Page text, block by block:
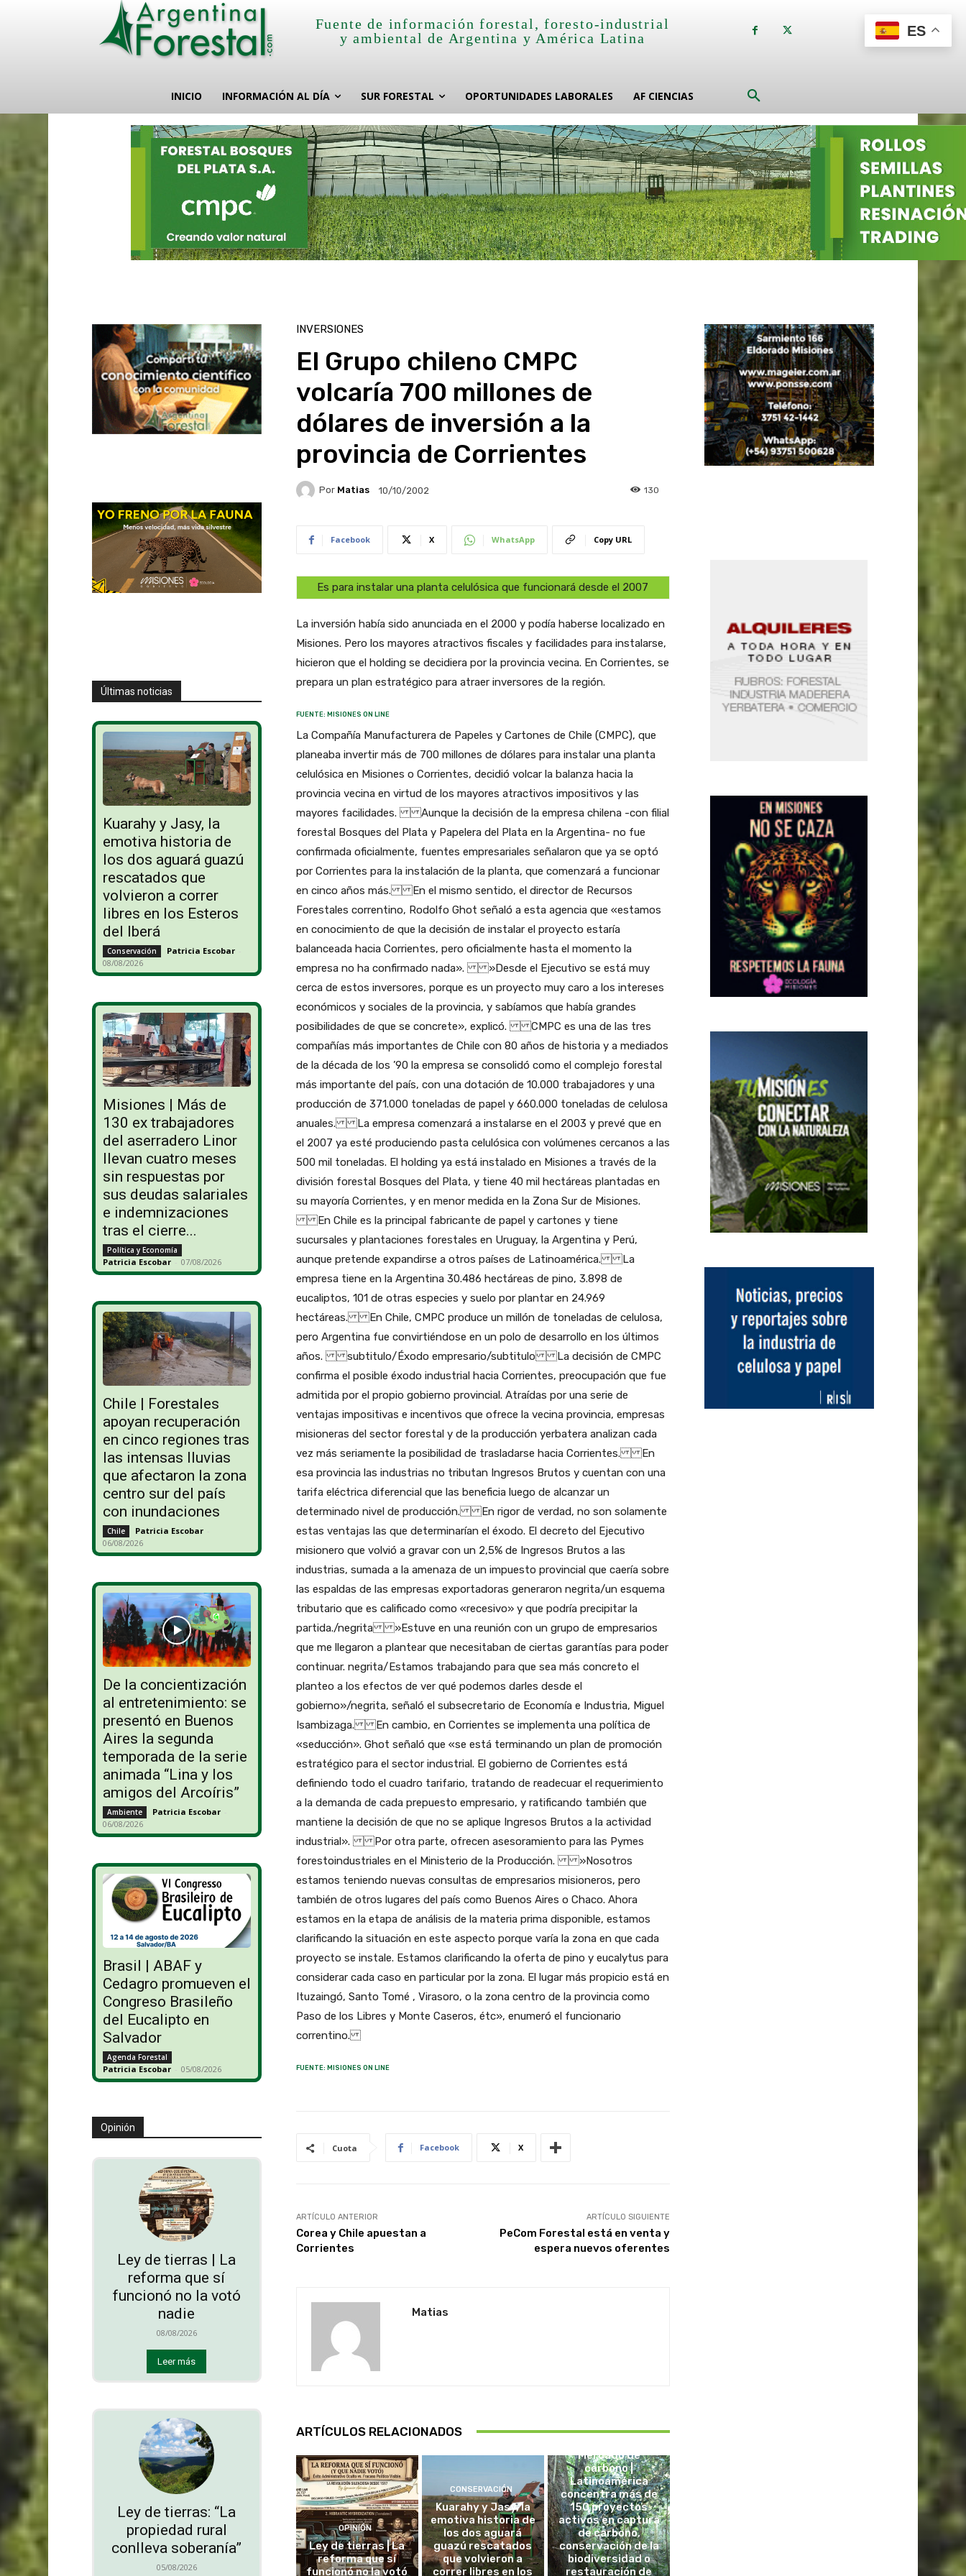
Fuente de información forestal, foresto-industrial
y ambiental de Argentina y América Latina
INICIO INFORMACIÓN AL DÍA SUR FORESTAL OPORTUNIDADES LABORALES AF CIENCIAS
Últimas noticias
Kuarahy y Jasy, la
emotiva historia de
los dos aguará guazú
rescatados que
volvieron a correr
libres en los Esteros
del Iberá
Conservación Patricia Escobar -
08/08/2026
Misiones | Más de
130 ex trabajadores
del aserradero Linor
llevan cuatro meses
sin respuestas por
sus deudas salariales
e indemnizaciones
tras el cierre...
Política y Economía
Patricia Escobar - 07/08/2026
Chile | Forestales
apoyan recuperación
en cinco regiones tras
las intensas lluvias
que afectaron la zona
centro sur del país
con inundaciones
Chile Patricia Escobar -
06/08/2026
De la concientización
al entretenimiento: se
presentó en Buenos
Aires la segunda
temporada de la serie
animada “Lina y los
amigos del Arcoíris”
Ambiente Patricia Escobar -
06/08/2026
Brasil | ABAF y
Cedagro promueven el
Congreso Brasileño
del Eucalipto en
Salvador
Agenda Forestal
Patricia Escobar - 05/08/2026
Opinión
Ley de tierras | La
reforma que sí
funcionó no la votó
nadie
08/08/2026
Leer más
Ley de tierras: “La
propiedad rural
conlleva soberanía”
05/08/2026
INVERSIONES
El Grupo chileno CMPC
volcaría 700 millones de
dólares de inversión a la
provincia de Corrientes
Por Matias 10/10/2002 130
Facebook X WhatsApp Copy URL
Es para instalar una planta celulósica que funcionará desde el 2007
La inversión había sido anunciada en el 2000 y podía haberse localizado en
Misiones. Pero los mayores atractivos fiscales y facilidades para instalarse,
hicieron que el holding se decidiera por la provincia vecina. En Corrientes, se
prepara un plan estratégico para atraer inversores de la región.
FUENTE: MISIONES ON LINE
La Compañía Manufacturera de Papeles y Cartones de Chile (CMPC), que
planeaba invertir más de 700 millones de dólares para instalar una planta
celulósica en Misiones o Corrientes, decidió volcar la balanza hacia la
provincia vecina en virtud de los mayores atractivos impositivos y las
mayores facilidades. Aunque la decisión de la empresa chilena -con filial
forestal Bosques del Plata y Papelera del Plata en la Argentina- no fue
confirmada oficialmente, fuentes empresariales señalaron que ya se optó
por Corrientes para la instalación de la planta, que comenzará a funcionar
en cinco años más. En el mismo sentido, el director de Recursos
Forestales correntino, Rodolfo Ghot señaló a esta agencia que «estamos
en conocimiento de que la decisión de instalar el proyecto estaría
balanceada hacia Corrientes, pero oficialmente hasta el momento la
empresa no ha confirmado nada». »Desde el Ejecutivo se está muy
cerca de estos inversores, porque es un proyecto muy caro a los intereses
económicos y sociales de la provincia, y sabíamos que había grandes
posibilidades de que se concrete», explicó. CMPC es una de las tres
compañías más importantes de Chile con 80 años de historia y a mediados
de la década de los ’90 la empresa se consolidó como el complejo forestal
más importante del país, con una dotación de 10.000 trabajadores y una
producción de 371.000 toneladas de papel y 660.000 toneladas de celulosa
anuales. La empresa comenzará a instalarse en el 2003 y prevé que en
el 2007 ya esté produciendo pasta celulósica con volúmenes cercanos a las
500 mil toneladas. El holding ya está instalado en Misiones a través de la
división forestal Bosques del Plata, y tiene 40 mil hectáreas plantadas en
su mayoría Corrientes, y en menor medida en la Zona Sur de Misiones.
En Chile es la principal fabricante de papel y cartones y tiene
sucursales y plantaciones forestales en Uruguay, la Argentina y Perú,
aunque pretende expandirse a otros países de Latinoamérica. La
empresa tiene en la Argentina 30.486 hectáreas de pino, 3.898 de
eucaliptos, 101 de otras especies y suelo por plantar en 24.969
hectáreas. En Chile, CMPC produce un millón de toneladas de celulosa,
pero Argentina fue convirtiéndose en un polo de desarrollo en los últimos
años. subtitulo/Éxodo empresario/subtitulo La decisión de CMPC
confirma el posible éxodo industrial hacia Corrientes, preocupación que fue
admitida por el propio gobierno provincial. Atraídas por una serie de
ventajas impositivas e incentivos que ofrece la vecina provincia, empresas
misioneras del sector forestal y de la producción yerbatera analizan cada
vez más seriamente la posibilidad de trasladarse hacia Corrientes. En
esa provincia las industrias no tributan Ingresos Brutos y cuentan con una
tarifa eléctrica diferencial que las beneficia luego de alcanzar un
determinado nivel de producción. En rigor de verdad, no son solamente
estas ventajas las que determinarían el éxodo. El decreto del Ejecutivo
misionero que volvió a gravar con un 2,5% de Ingresos Brutos a las
industrias, sumada a la amenaza de un impuesto provincial que caería sobre
las espaldas de las empresas exportadoras generaron negrita/un esquema
tributario que es calificado como «recesivo» y que podría precipitar la
partida./negrita »Estuve en una reunión con un grupo de empresarios
que me llegaron a plantear que necesitaban de ciertas garantías para poder
continuar. negrita/Estamos trabajando para que sea más concreto el
planteo a los efectos de ver qué podemos darles desde el
gobierno»/negrita, señaló el subsecretario de Economía e Industria, Miguel
Isambizaga. En cambio, en Corrientes se implementa una política de
«seducción». Ghot señaló que «se está terminando un plan de promoción
estratégico para el sector industrial. El gobierno de Corrientes está
definiendo todo el cuadro tarifario, tratando de readecuar el requerimiento
a la demanda de cada prepuesto empresario, y ratificando también que
mantiene la decisión de que no se aplique Ingresos Brutos a la actividad
industrial». Por otra parte, ofrecen asesoramiento para las Pymes
forestoindustriales en el Ministerio de la Producción. »Nosotros
estamos teniendo nuevas consultas de empresarios misioneros, pero
también de otros lugares del país como Buenos Aires o Chaco. Ahora
estamos en la etapa de análisis de la materia prima disponible, estamos
clarificando la situación en este aspecto porque varía la zona en que cada
proyecto se instale. Estamos clarificando la oferta de pino y eucalytus para
considerar cada caso en particular por la zona. El lugar más propicio está en
Ituzaingó, Santo Tomé , Virasoro, o la zona centro de la provincia como
Paso de los Libres y Monte Caseros, étc», enumeró el funcionario
correntino.
FUENTE: MISIONES ON LINE
Cuota Facebook X
ARTÍCULO ANTERIOR
Corea y Chile apuestan a
Corrientes
ARTÍCULO SIGUIENTE
PeCom Forestal está en venta y
espera nuevos oferentes
Matias
ARTÍCULOS RELACIONADOS
OPINIÓN
Ley de tierras | La
reforma que sí
funcionó no la votó
CONSERVACIÓN
Kuarahy y Jasy, la
emotiva historia de
los dos aguará
guazú rescatados
que volvieron a
correr libres en los
Mercado de
carbono |
Latinoamérica
concentra más de
150 proyectos
activos en captura
de carbono,
conservación de la
biodiversidad o
restauración de
ES